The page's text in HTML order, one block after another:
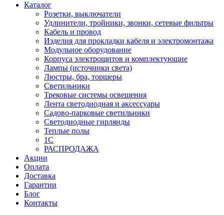
Каталог
Розетки, выключатели
Удлинители, тройники, звонки, сетевые фильтры
Кабель и провод
Изделия для прокладки кабеля и электромонтажа
Модульное оборудование
Корпуса электрощитов и комплектующие
Лампы (источники света)
Люстры, бра, торшеры
Светильники
Трековые системы освещения
Лента светодиодная и аксессуары
Садово-парковые светильники
Светодиодные гирлянды
Теплые полы
1С
РАСПРОДАЖА
Акции
Оплата
Доставка
Гарантии
Блог
Контакты